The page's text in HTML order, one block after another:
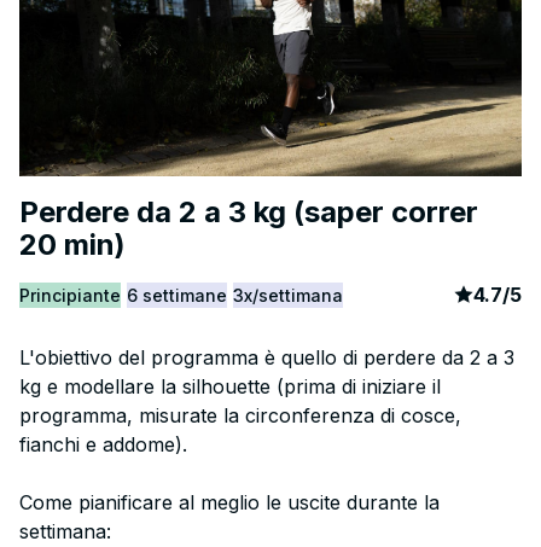
Perdere da 2 a 3 kg (saper correr
20 min)
Principiante 6 settimane 3x/settimana article
4.7/5
L'obiettivo del programma è quello di perdere da 2 a 3
kg e modellare la silhouette (prima di iniziare il
programma, misurate la circonferenza di cosce,
fianchi e addome).
Come pianificare al meglio le uscite durante la
settimana: